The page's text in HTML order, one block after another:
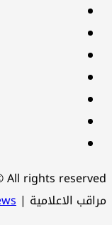
facebook
Twitter
youtube
Linkedin
instagram
snapchat
Telegram
الاعلامية|